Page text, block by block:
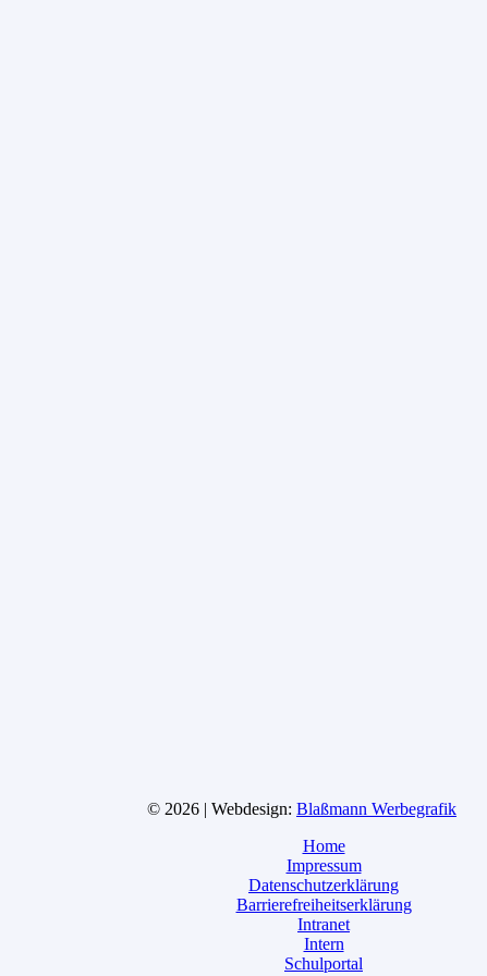
© 2026 | Webdesign: Blaßmann Werbegrafik
Home
Impressum
Datenschutzerklärung
Barrierefreiheitserklärung
Intranet
Intern
Schulportal